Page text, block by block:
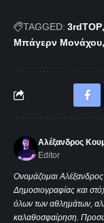
TAGGED: 3rdTOP
Μπάγερν Μονάχου
Αλέξανδρος
Editor
Ονομάζομαι Αλέξανδρος
Δημοσιογραφίας και
όλων των αθλημάτων,
καλαθοσφαίρηση.